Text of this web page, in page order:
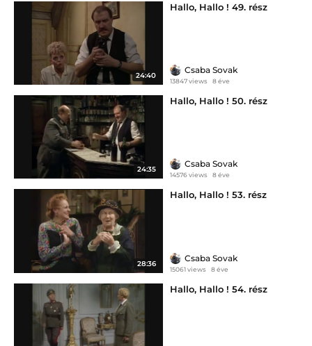
24:40
Hallo, Hallo ! 49. rész
Csaba Sovak
13847 views 8 éve
24:35
Hallo, Hallo ! 50. rész
Csaba Sovak
14576 views 8 éve
28:36
Hallo, Hallo ! 53. rész
Csaba Sovak
15061 views 8 éve
Hallo, Hallo ! 54. rész